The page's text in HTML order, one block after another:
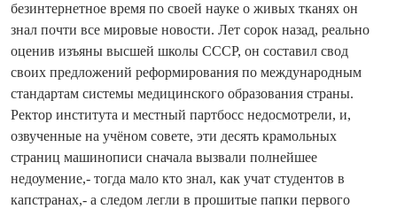
безинтернетное время по своей науке о живых тканях он
знал по­чти все мировые новости. Лет сорок назад, реально
оценив изъяны высшей школы СССР, он составил свод
своих предложений реформирования по международным
стандартам системы медицинского образования страны.
Ректор института и местный партбосс недосмотрели, и,
озвученные на учёном совете, эти десять крамольных
страниц машинописи сначала вызвали полнейшее
недоумение,- то­гда мало кто знал, как учат студентов в
капстранах,- а следом легли в прошитые папки первого